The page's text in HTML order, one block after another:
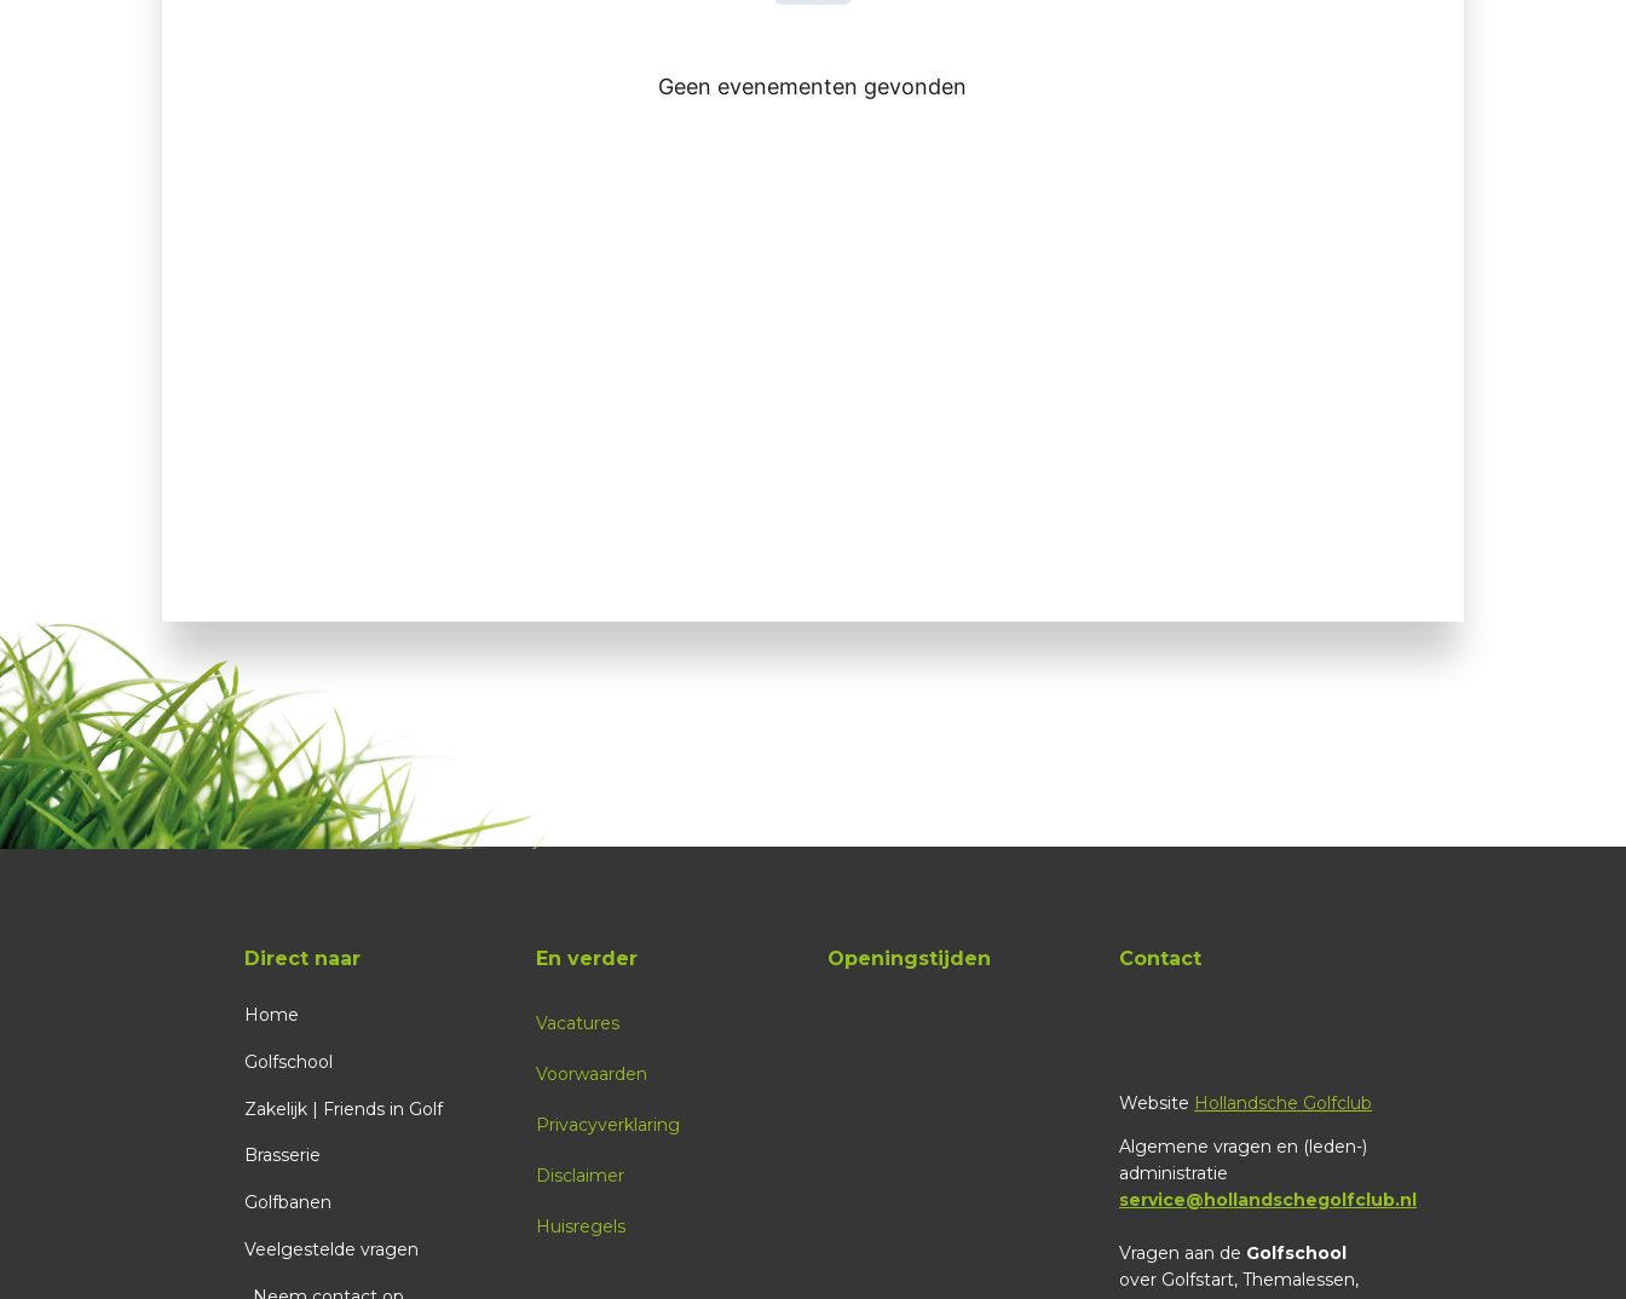
Geen evenementen gevonden
Direct naar
Home
Golfschool
Zakelijk | Friends in Golf
Brasserie
Golfbanen
Veelgestelde vragen
En verder
Vacatures
Voorwaarden
Privacyverklaring
Disclaimer
Huisregels
Openingstijden Contact
Website Hollandsche Golfclub
Algemene vragen en (leden-)
administratie
service@hollandschegolfclub.nl
Vragen aan de Golfschool
over Golfstart, Themalessen,